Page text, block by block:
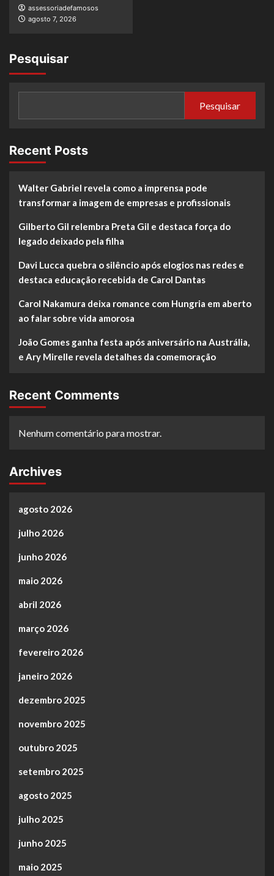
assessoriadefamosos
agosto 7, 2026
Pesquisar
Pesquisar
Recent Posts
Walter Gabriel revela como a imprensa pode
transformar a imagem de empresas e profissionais
Gilberto Gil relembra Preta Gil e destaca força do
legado deixado pela filha
Davi Lucca quebra o silêncio após elogios nas redes e
destaca educação recebida de Carol Dantas
Carol Nakamura deixa romance com Hungria em aberto
ao falar sobre vida amorosa
João Gomes ganha festa após aniversário na Austrália,
e Ary Mirelle revela detalhes da comemoração
Recent Comments
Nenhum comentário para mostrar.
Archives
agosto 2026
julho 2026
junho 2026
maio 2026
abril 2026
março 2026
fevereiro 2026
janeiro 2026
dezembro 2025
novembro 2025
outubro 2025
setembro 2025
agosto 2025
julho 2025
junho 2025
maio 2025